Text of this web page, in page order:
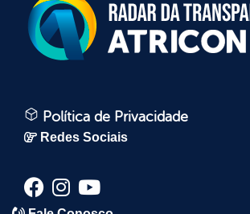
Política de Privacidade
Redes Sociais